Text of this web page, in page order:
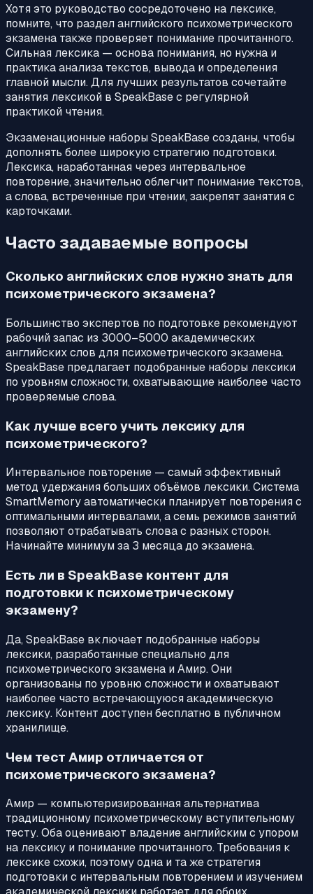
Хотя это руководство сосредоточено на лексике,
помните, что раздел английского психометрического
экзамена также проверяет понимание прочитанного.
Сильная лексика — основа понимания, но нужна и
практика анализа текстов, вывода и определения
главной мысли. Для лучших результатов сочетайте
занятия лексикой в SpeakBase с регулярной
практикой чтения.
Экзаменационные наборы SpeakBase созданы, чтобы
дополнять более широкую стратегию подготовки.
Лексика, наработанная через интервальное
повторение, значительно облегчит понимание текстов,
а слова, встреченные при чтении, закрепят занятия с
карточками.
Часто задаваемые вопросы
Сколько английских слов нужно знать для
психометрического экзамена?
Большинство экспертов по подготовке рекомендуют
рабочий запас из 3000–5000 академических
английских слов для психометрического экзамена.
SpeakBase предлагает подобранные наборы лексики
по уровням сложности, охватывающие наиболее часто
проверяемые слова.
Как лучше всего учить лексику для
психометрического?
Интервальное повторение — самый эффективный
метод удержания больших объёмов лексики. Система
SmartMemory автоматически планирует повторения с
оптимальными интервалами, а семь режимов занятий
позволяют отрабатывать слова с разных сторон.
Начинайте минимум за 3 месяца до экзамена.
Есть ли в SpeakBase контент для
подготовки к психометрическому
экзамену?
Да, SpeakBase включает подобранные наборы
лексики, разработанные специально для
психометрического экзамена и Амир. Они
организованы по уровню сложности и охватывают
наиболее часто встречающуюся академическую
лексику. Контент доступен бесплатно в публичном
хранилище.
Чем тест Амир отличается от
психометрического экзамена?
Амир — компьютеризированная альтернатива
традиционному психометрическому вступительному
тесту. Оба оценивают владение английским с упором
на лексику и понимание прочитанного. Требования к
лексике схожи, поэтому одна и та же стратегия
подготовки с интервальным повторением и изучением